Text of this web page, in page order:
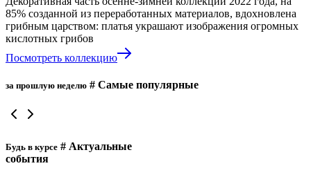
85% созданной из переработанных материалов, вдохновлена
грибным царством: платья украшают изображения огромных
кислотных грибов
Посмотреть коллекцию
за прошлую неделю # Самые популярные
Будь в курсе # Актуальные
события